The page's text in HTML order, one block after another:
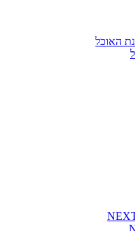
האוכל